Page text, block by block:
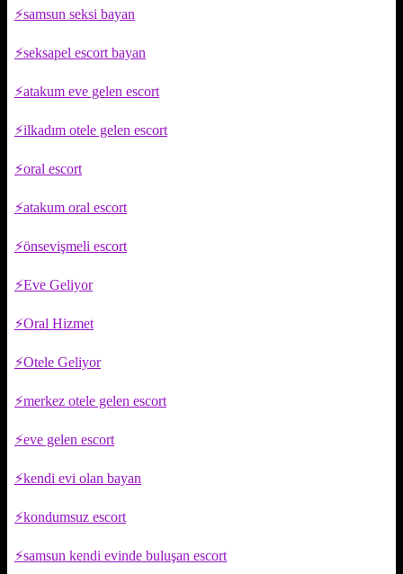
samsun seksi bayan
seksapel escort bayan
atakum eve gelen escort
ilkadım otele gelen escort
oral escort
atakum oral escort
önsevişmeli escort
Eve Geliyor
Oral Hizmet
Otele Geliyor
merkez otele gelen escort
eve gelen escort
kendi evi olan bayan
kondumsuz escort
samsun kendi evinde buluşan escort